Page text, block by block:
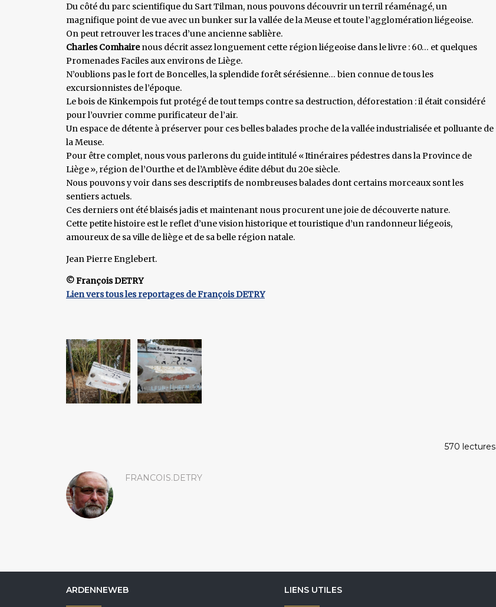
Du côté du parc scientifique du Sart Tilman, nous pouvons découvrir un terril réaménagé, un
magnifique point de vue avec un bunker sur la vallée de la Meuse et toute l’agglomération liégeoise.
On peut retrouver les traces d’une ancienne sablière.
Charles Comhairenous décrit assez longuement cette région liégeoise dans le livre : 60… et quelques
Promenades Faciles aux environs de Liège.
N’oublions pas le fort de Boncelles, la splendide forêt sérésienne… bien connue de tous les
excursionnistes de l’époque.
Le bois de Kinkempois fut protégé de tout temps contre sa destruction, déforestation : il était considéré
pour l’ouvrier comme purificateur de l’air.
Un espace de détente à préserver pour ces belles balades proche de la vallée industrialisée et polluante de
la Meuse.
Pour être complet, nous vous parlerons du guide intitulé « Itinéraires pédestres dans la Province de
Liège », région de l’Ourthe et de l’Amblève édite début du 20e siècle.
Nous pouvons y voir dans ses descriptifs de nombreuses balades dont certains morceaux sont les
sentiers actuels.
Ces derniers ont été blaisés jadis et maintenant nous procurent une joie de découverte nature.
Cette petite histoire est le reflet d’une vision historique et touristique d’un randonneur liégeois,
amoureux de sa ville de liège et de sa belle région natale.
Jean Pierre Englebert.
© François DETRY
Lien vers tous les reportages de François DETRY
570 lectures
FRANCOIS.DETRY
ARDENNEWEB LIENS UTILES